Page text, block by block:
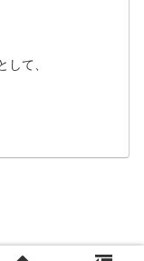
して、